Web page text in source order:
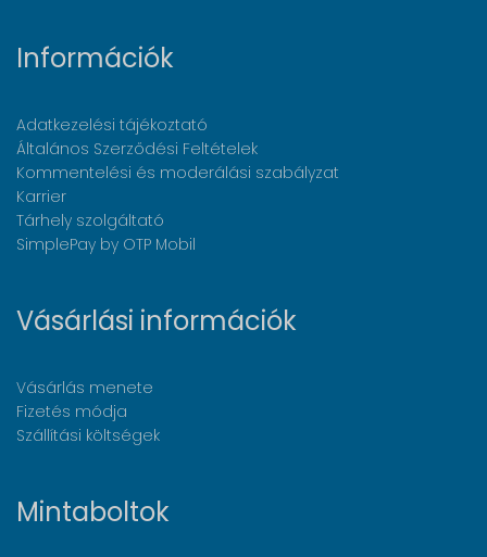
Információk
Adatkezelési tájékoztató
Általános Szerződési Feltételek
Kommentelési és moderálási szabályzat
Karrier
Tárhely szolgáltató
SimplePay by OTP Mobil
Vásárlási információk
Vásárlás menete
Fizetés módja
Szállítási költségek
Mintaboltok